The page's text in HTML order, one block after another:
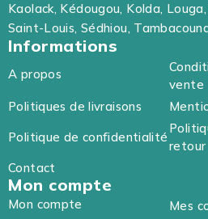
Kaolack, Kédougou, Kolda,
Saint-Louis, Sédhiou,
Informations
A propos
vente
Politiques de livraisons
Politique de confidentialité
retour
Contact
Mon compte
Mon compte
Mes